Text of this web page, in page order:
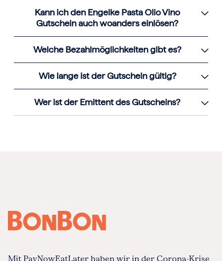
Kann ich den Engelke Pasta Olio Vino
Gutschein auch woanders einlösen?
Welche Bezahlmöglichkeiten gibt es?
Wie lange ist der Gutschein gültig?
Wer ist der Emittent des Gutscheins?
Mit PayNowEatLater haben wir in der Corona-Krise